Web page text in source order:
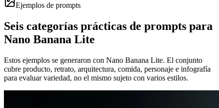
Ejemplos de prompts
Seis categorías prácticas de prompts para
Nano Banana Lite
Estos ejemplos se generaron con Nano Banana Lite. El conjunto
cubre producto, retrato, arquitectura, comida, personaje e infografía
para evaluar variedad, no el mismo sujeto con varios estilos.